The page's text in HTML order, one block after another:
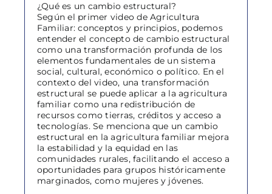
¿Qué es un cambio estructural?
Según el primer video de Agricultura
Familiar: conceptos y principios, podemos
entender el concepto de cambio estructural
como una transformación profunda de los
elementos fundamentales de un sistema
social, cultural, económico o político. En el
contexto del video, una transformación
estructural se puede aplicar a la agricultura
familiar como una redistribución de
recursos como tierras, créditos y acceso a
tecnologías. Se menciona que un cambio
estructural en la agricultura familiar mejora
la estabilidad y la equidad en las
comunidades rurales, facilitando el acceso a
oportunidades para grupos históricamente
marginados, como mujeres y jóvenes.